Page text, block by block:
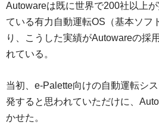
Autowareは既に世界で200社以上
ている有力自動運転OS（基本ソフ
り、こうした実績がAutowareの採
れている。
当初、e-Palette向けの自動運転シ
発すると思われていただけに、
かせた。